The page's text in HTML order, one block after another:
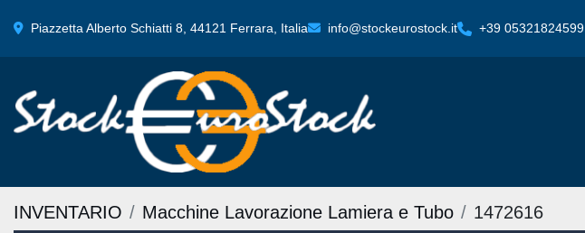
Piazzetta Alberto Schiatti 8, 44121 Ferrara, Italia info@stockeurostock.it +39 05321824599
INVENTARIO Macchine Lavorazione Lamiera e Tubo 1472616